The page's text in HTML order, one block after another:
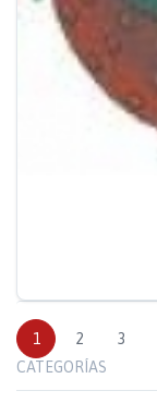
1 2 3
CATEGORÍAS